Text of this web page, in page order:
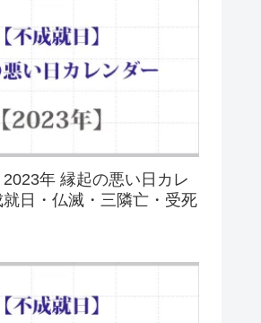
2023年 縁起の悪い日カレ
日・仏滅・三隣亡・受死